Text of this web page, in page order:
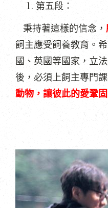
第五段：
秉持著這樣的信念，
飼主應受飼養教育。
國、英國等國家，立
後，必須上飼主專門課
動物，讓彼此的愛鞏固